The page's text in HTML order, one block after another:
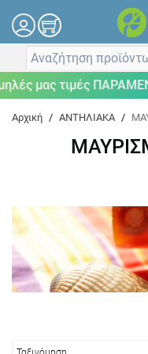
τιμές ΠΑΡΑΜΕΝΟΥΝ!
Αρχική / ΑΝΤΗΛΙΑΚΑ /